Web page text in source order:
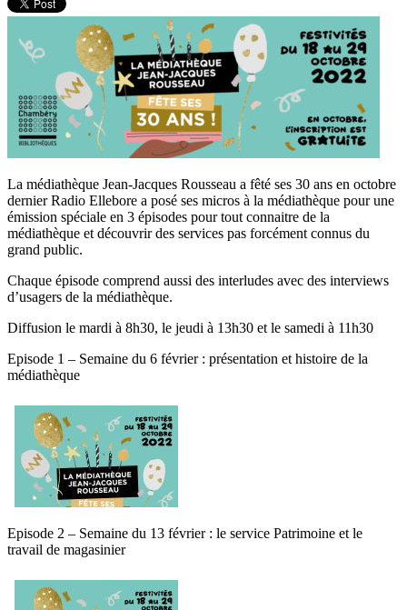
La médiathèque Jean-Jacques Rousseau a fêté ses 30 ans en octobre
dernier Radio Ellebore a posé ses micros à la médiathèque pour une
émission spéciale en 3 épisodes pour tout connaitre de la
médiathèque et découvrir des services pas forcément connus du
grand public.
Chaque épisode comprend aussi des interludes avec des interviews
d’usagers de la médiathèque.
Diffusion le mardi à 8h30, le jeudi à 13h30 et le samedi à 11h30
Episode 1 – Semaine du 6 février : présentation et histoire de la
médiathèque
Episode 2 – Semaine du 13 février : le service Patrimoine et le
travail de magasinier